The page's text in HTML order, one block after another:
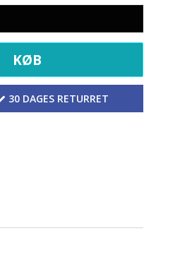
KØB
30 DAGES RETURRET